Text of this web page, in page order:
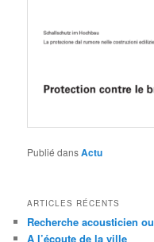
Publié dansActu
ARTICLES RÉCENTS
Recherche acousticien
A l’écoute de la ville